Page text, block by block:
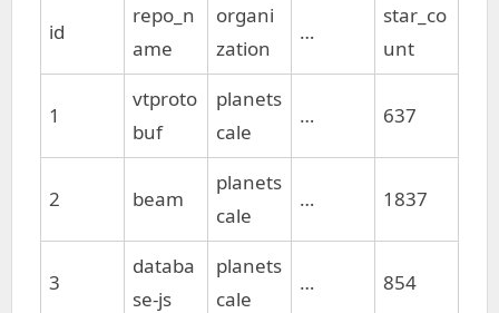
id
repo_n
ame
organi
zation
…
star_co
unt
1
vtproto
buf
planets
cale
… 637
2 beam
planets
cale
… 1837
3
databa
se-js
planets
cale
… 854